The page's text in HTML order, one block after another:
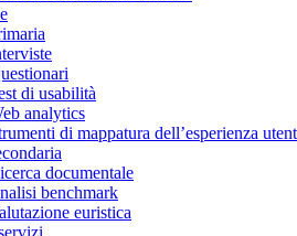
di usabilità
analytics
di mappatura dell’esperienza
documentale
benchmark
euristica